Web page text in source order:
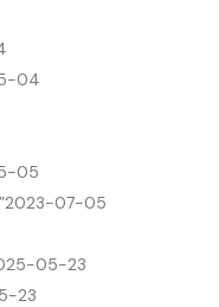
04
05
2023-07-05
05-23
23